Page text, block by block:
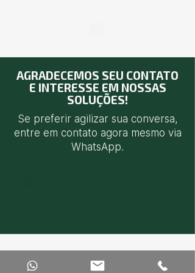
AGRADECEMOS SEU CONTATO
E INTERESSE EM NOSSAS
SOLUÇÕES!
Se preferir agilizar sua conversa,
entre em contato agora mesmo via
WhatsApp.